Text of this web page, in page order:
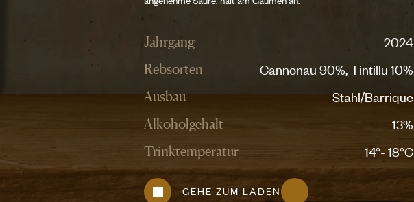
Jahrgang 2024
Rebsorten Cannonau 90%, Tintillu 10%
Ausbau Stahl/Barrique
Alkoholgehalt 13%
Trinktemperatur 14°- 18°C
GEHE ZUM LADEN